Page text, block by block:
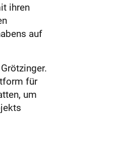
ihren
auf
für
um